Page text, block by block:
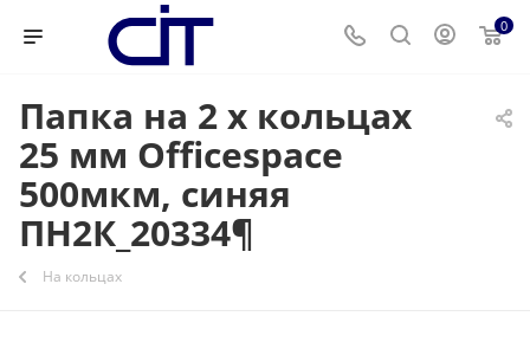
0
Папка на 2 х кольцах
25 мм Officespace
500мкм, синяя
ПН2К_20334¶
На кольцах